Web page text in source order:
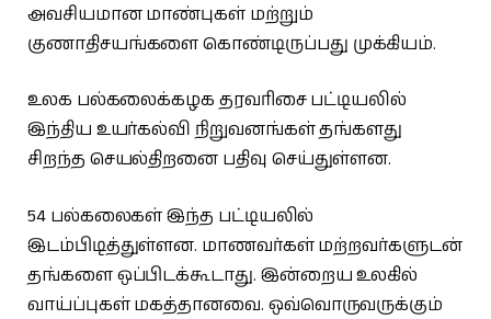
அவசியமான மாண்புகள் மற்றும்
குணாதிசயங்களை கொண்டிருப்பது முக்கியம்.
உலக பல்கலைக்கழக தரவரிசை பட்டியலில்
இந்திய உயர்கல்வி நிறுவனங்கள் தங்களது
சிறந்த செயல்திறனை பதிவு செய்துள்ளன.
54 பல்கலைகள் இந்த பட்டியலில்
இடம்பிடித்துள்ளன. மாணவர்கள் மற்றவர்களுடன்
தங்களை ஒப்பிடக்கூடாது. இன்றைய உலகில்
வாய்ப்புகள் மகத்தானவை. ஒவ்வொருவருக்கும்